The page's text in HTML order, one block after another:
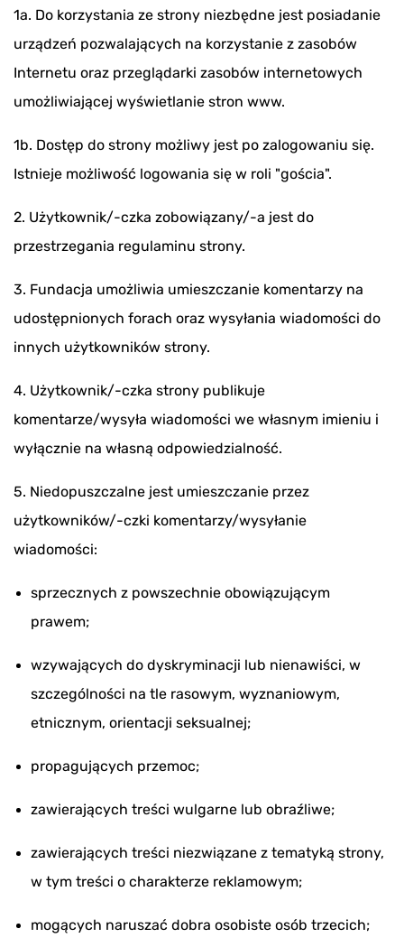
1a. Do korzystania ze strony niezbędne jest posiadanie
urządzeń pozwalających na korzystanie z zasobów
Internetu oraz przeglądarki zasobów internetowych
umożliwiającej wyświetlanie stron www.
1b. Dostęp do strony możliwy jest po zalogowaniu się.
Istnieje możliwość logowania się w roli "gościa".
2. Użytkownik/-czka zobowiązany/-a jest do
przestrzegania regulaminu strony.
3. Fundacja umożliwia umieszczanie komentarzy na
udostępnionych forach oraz wysyłania wiadomości do
innych użytkowników strony.
4. Użytkownik/-czka strony publikuje
komentarze/wysyła wiadomości we własnym imieniu i
wyłącznie na własną odpowiedzialność.
5. Niedopuszczalne jest umieszczanie przez
użytkowników/-czki komentarzy/wysyłanie
wiadomości:
sprzecznych z powszechnie obowiązującym
prawem;
wzywających do dyskryminacji lub nienawiści, w
szczególności na tle rasowym, wyznaniowym,
etnicznym, orientacji seksualnej;
propagujących przemoc;
zawierających treści wulgarne lub obraźliwe;
zawierających treści niezwiązane z tematyką strony,
w tym treści o charakterze reklamowym;
mogących naruszać dobra osobiste osób trzecich;